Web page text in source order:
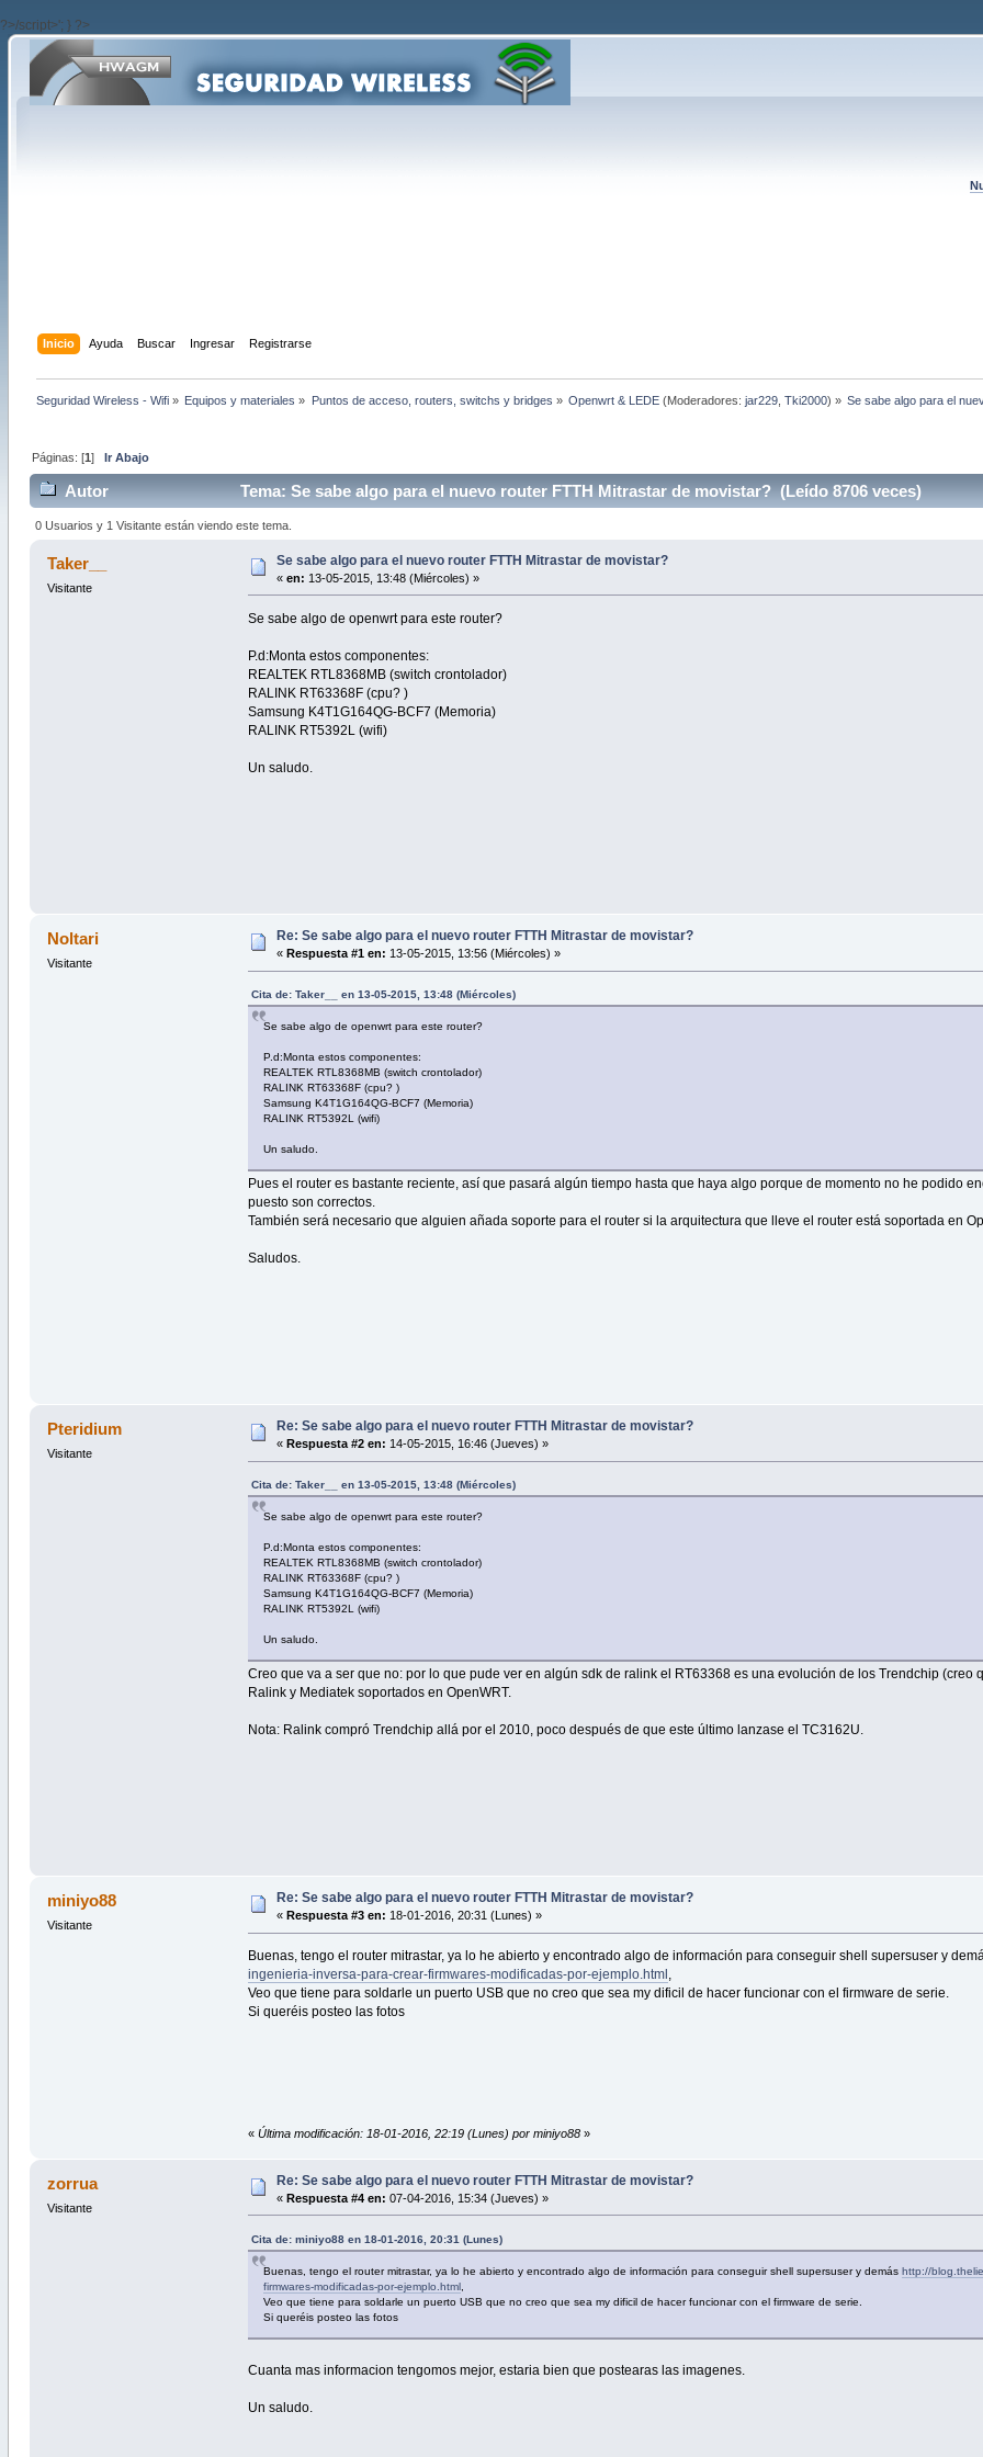
?>/script>'; } ?>
Inicio Ayuda Buscar Ingresar Registrarse
Seguridad Wireless - Wifi» Equipos y materiales » Puntos de acceso, routers, switchs y bridges » Openwrt & LEDE(Moderadores: jar229, Tki2000) » Se sabe algo para el
Páginas: [1] Ir Abajo
Autor Tema: Se sabe algo para el nuevo router FTTH Mitrastar de movistar? (Leído 8706 veces)
0 Usuarios y 1 Visitante están viendo este tema.
Taker__
Visitante
Se sabe algo para el nuevo router FTTH Mitrastar de movistar?
« en: 13-05-2015, 13:48 (Miércoles) »
Se sabe algo de openwrt para este router?
P.d:Monta estos componentes:
REALTEK RTL8368MB (switch crontolador)
RALINK RT63368F (cpu? )
Samsung K4T1G164QG-BCF7 (Memoria)
RALINK RT5392L (wifi)
Un saludo.
Noltari
Visitante
Re: Se sabe algo para el nuevo router FTTH Mitrastar de movistar?
« Respuesta #1 en: 13-05-2015, 13:56 (Miércoles) »
Cita de: Taker__ en 13-05-2015, 13:48 (Miércoles)
Se sabe algo de openwrt para este router?
P.d:Monta estos componentes:
REALTEK RTL8368MB (switch crontolador)
RALINK RT63368F (cpu? )
Samsung K4T1G164QG-BCF7 (Memoria)
RALINK RT5392L (wifi)
Un saludo.
Pues el router es bastante reciente, así que pasará algún tiempo hasta que haya algo porque de momento no he podido
puesto son correctos.
También será necesario que alguien añada soporte para el router si la arquitectura que lleve el router está soportada en
Saludos.
Pteridium
Visitante
Re: Se sabe algo para el nuevo router FTTH Mitrastar de movistar?
« Respuesta #2 en: 14-05-2015, 16:46 (Jueves) »
Cita de: Taker__ en 13-05-2015, 13:48 (Miércoles)
Se sabe algo de openwrt para este router?
P.d:Monta estos componentes:
REALTEK RTL8368MB (switch crontolador)
RALINK RT63368F (cpu? )
Samsung K4T1G164QG-BCF7 (Memoria)
RALINK RT5392L (wifi)
Un saludo.
Creo que va a ser que no: por lo que pude ver en algún sdk de ralink el RT63368 es una evolución de los Trendchip
Ralink y Mediatek soportados en OpenWRT.
Nota: Ralink compró Trendchip allá por el 2010, poco después de que este último lanzase el TC3162U.
miniyo88
Visitante
Re: Se sabe algo para el nuevo router FTTH Mitrastar de movistar?
« Respuesta #3 en: 18-01-2016, 20:31 (Lunes) »
Buenas, tengo el router mitrastar, ya lo he abierto y encontrado algo de información para conseguir shell supersuser y
ingenieria-inversa-para-crear-firmwares-modificadas-por-ejemplo.html ,
Veo que tiene para soldarle un puerto USB que no creo que sea my dificil de hacer funcionar con el firmware de serie.
Si queréis posteo las fotos
«Última modificación: 18-01-2016, 22:19 (Lunes) por miniyo88 »
zorrua
Visitante
Re: Se sabe algo para el nuevo router FTTH Mitrastar de movistar?
« Respuesta #4 en: 07-04-2016, 15:34 (Jueves) »
Cita de: miniyo88 en 18-01-2016, 20:31 (Lunes)
Buenas, tengo el router mitrastar, ya lo he abierto y encontrado algo de información para conseguir shell supersuser y demáshttp://
firmwares-modificadas-por-ejemplo.html
Veo que tiene para soldarle un puerto USB que no creo que sea my dificil de hacer funcionar con el firmware de serie.
Si queréis posteo las fotos
Cuanta mas informacion tengomos mejor, estaria bien que postearas las imagenes.
Un saludo.